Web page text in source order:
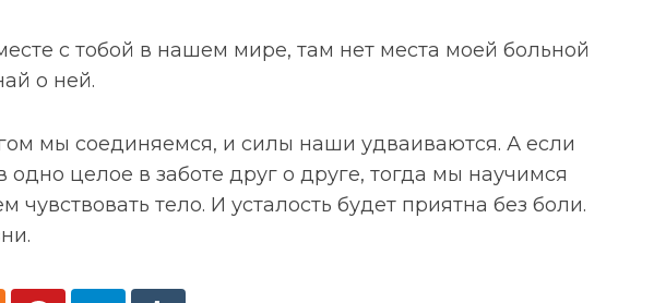
с тобой в нашем мире, там нет места моей больной
о ней.
мы соединяемся, и силы наши удваиваются. А если
одно целое в заботе друг о друге, тогда мы научимся
чувствовать тело. И усталость будет приятна без боли.